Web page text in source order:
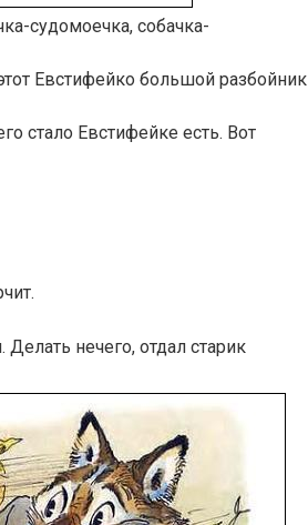
судомоечка, собачка-
Евстифейко большой разбойник
стало Евстифейке есть. Вот
нечего, отдал старик